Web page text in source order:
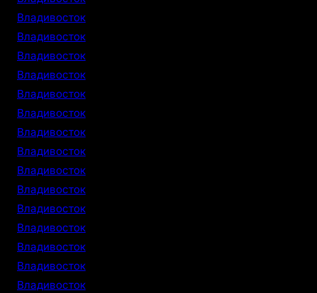
Владивосток
Владивосток
Владивосток
Владивосток
Владивосток
Владивосток
Владивосток
Владивосток
Владивосток
Владивосток
Владивосток
Владивосток
Владивосток
Владивосток
Владивосток